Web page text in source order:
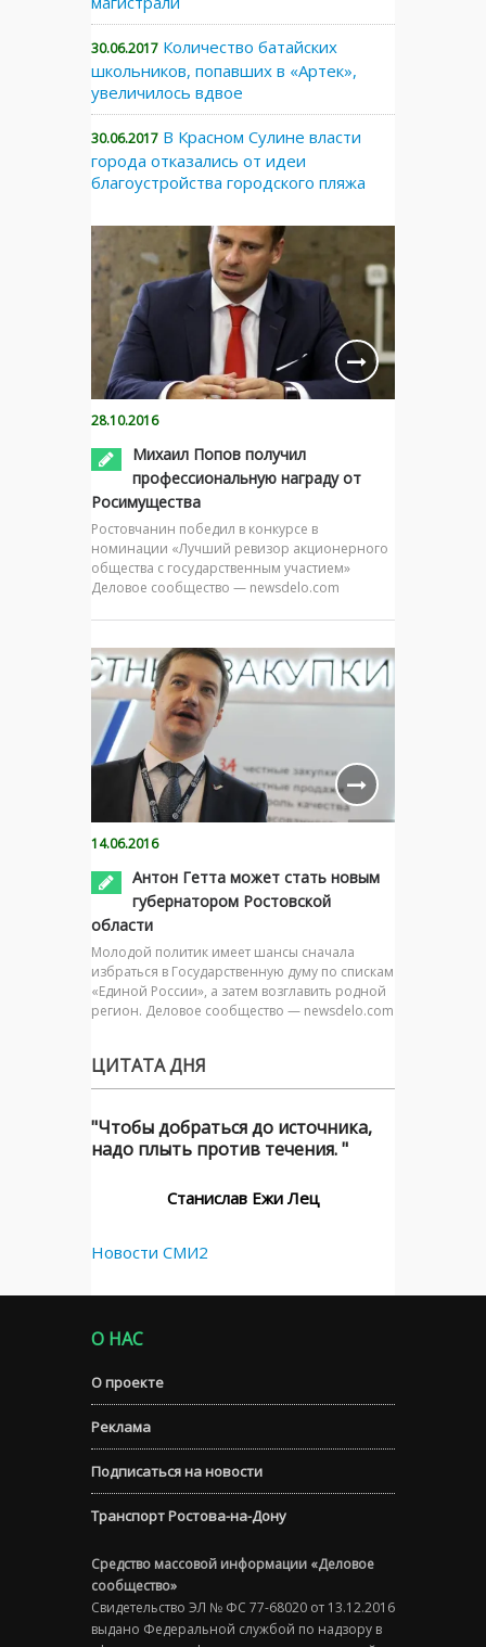
30.06.2017 Количество батайских
школьников, попавших в «Артек»,
увеличилось вдвое
30.06.2017 В Красном Сулине власти
города отказались от идеи
благоустройства городского пляжа
28.10.2016
Михаил Попов получил
профессиональную награду от
Росимущества
Ростовчанин победил в конкурсе в
номинации «Лучший ревизор акционерного
общества с государственным участием»
Деловое сообщество — newsdelo.com
14.06.2016
Антон Гетта может стать новым
губернатором Ростовской
области
Молодой политик имеет шансы сначала
избраться в Государственную думу по спискам
«Единой России», а затем возглавить родной
регион. Деловое сообщество — newsdelo.com
ЦИТАТА ДНЯ
"Чтобы добраться до источника,
надо плыть против течения. "
Станислав Ежи Лец
Новости СМИ2
О НАС
О проекте
Реклама
Подписаться на новости
Транспорт Ростова-на-Дону
Средство массовой информации «Деловое
сообщество»
Свидетельство ЭЛ № ФС 77-68020 от 13.12.2016
выдано Федеральной службой по надзору в